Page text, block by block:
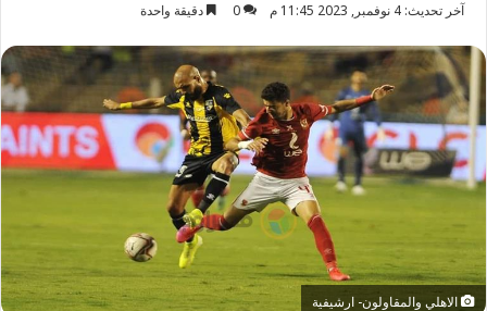
آخر تحديث: 4 نوفمبر, 2023 11:45 م
0 دقيقة واحدة
الاهلي والمقاولون- ارشيفية